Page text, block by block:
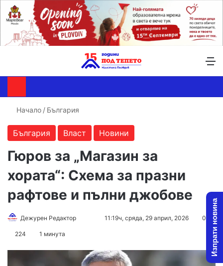
Начало / България
България Власт Новини
Гюров за „Магазин за
хората“: Схема за празни
рафтове и пълни джобове
Дежурен Редактор
Send11:19ч, сряда, 29 април, 2026 0
224 1 минута Изпрати новина